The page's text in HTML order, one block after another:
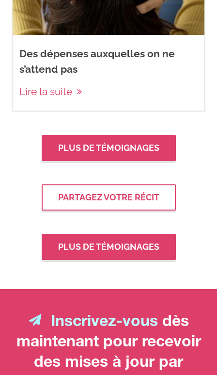
Des dépenses auxquelles on ne
s’attend pas
Lire la suite
PLUS DE TÉMOIGNAGES
PARTAGEZ VOTRE RÉCIT
PLUS DE TÉMOIGNAGES
Inscrivez-vous dès
maintenant pour recevoir
des mises à jour par